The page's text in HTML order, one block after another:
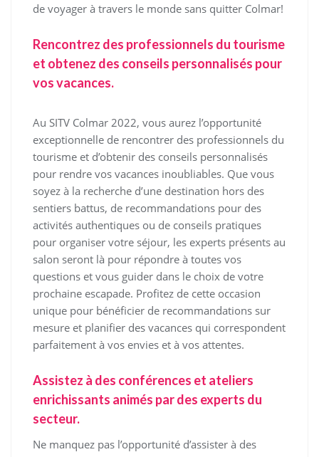
de voyager à travers le monde sans quitter Colmar!
Rencontrez des professionnels du tourisme
et obtenez des conseils personnalisés pour
vos vacances.
Au SITV Colmar 2022, vous aurez l’opportunité
exceptionnelle de rencontrer des professionnels du
tourisme et d’obtenir des conseils personnalisés
pour rendre vos vacances inoubliables. Que vous
soyez à la recherche d’une destination hors des
sentiers battus, de recommandations pour des
activités authentiques ou de conseils pratiques
pour organiser votre séjour, les experts présents au
salon seront là pour répondre à toutes vos
questions et vous guider dans le choix de votre
prochaine escapade. Profitez de cette occasion
unique pour bénéficier de recommandations sur
mesure et planifier des vacances qui correspondent
parfaitement à vos envies et à vos attentes.
Assistez à des conférences et ateliers
enrichissants animés par des experts du
secteur.
Ne manquez pas l’opportunité d’assister à des